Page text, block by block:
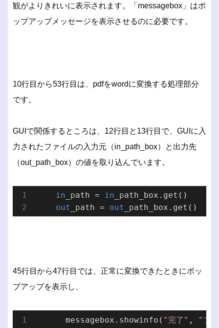
観がよりきれいに表示されます。「messagebox」はポ
ップアップメッセージを表示させるのに必要です。
10行目から53行目は、pdfをwordに変換する処理部分
です。
GUIで関係するところは、12行目と13行目で、GUIに入
力されたファイルの入力元（in_path_box）と出力先
（out_path_box）の値を取り込んでいます。
in _path = in _path
box.get()
out
_path = out _path
45行目から47行目では、正常に変換できたときにポッ
プアップを表示し、
      messagebox.showinfo(
"完了" ,
"フ